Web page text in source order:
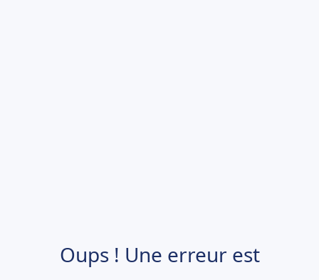
Oups ! Une erreur est